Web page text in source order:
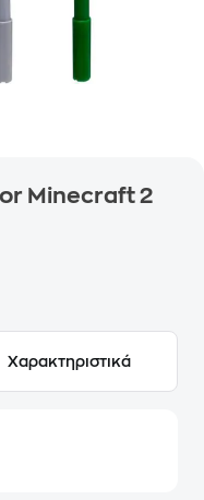
Minecraft 2
Χαρακτηριστικά